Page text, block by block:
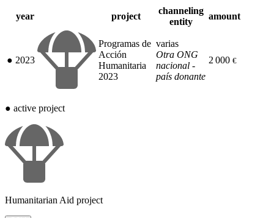
year project
channeling
entity
amount
● 2023
Programas de
Acción
Humanitaria
2023
varias
Otra ONG
nacional -
país donante
2 000 €
● active project
Humanitarian Aid project